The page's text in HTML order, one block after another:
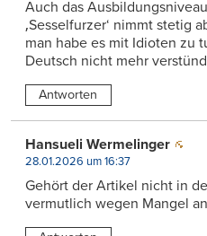
Auch das
‚Sesselfurzer‘ nimmt stetig
man habe es mit Idioten zu
Deutsch nicht mehr
Antworten
Hansueli Wermelinger
28.01.2026 um 16:37
Gehört der Artikel nicht in
vermutlich wegen Mangel